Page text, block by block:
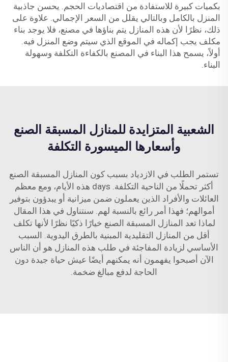
بكميات كبيرة للاستفادة من اقتصاديات الحجم. يحسن جاذبية
المنزل بالكامل وبالتالي يقلل من السعر الإجمالي. علاوة على
ذلك، نظرًا لأن هذه المنازل يتم بناؤها في مصنع، فلا يوجد بناء
مكلف يجب إكماله في الموقع الذي سيتم وضع المنزل فيه.
أولاً، يسمح هذا البناء في المصنع بالكفاءة التكلفة وسهولة
البناء.
الشعبية المتزايدة للمنازل المسبقة الصنع
وأسعارها الميسورة التكلفة
تستمر الطلب في الازدياد بسبب كون المنازل المسبقة الصنع
أكثر تحملًا من الناحية التكلفة. days هذه الأيام، ومع معظم
العائلات والأفراد الذين يعملون ضمن ميزانية أو يبدؤون بتوفير
أموالهم؛ فهذا أمر رائع بالنسبة لهم. سنتناول في هذا المقال
لماذا تعد المنازل المسبقة الصنع خيارًا ذكيًا نظرًا لأنها تكلف
أقل من المنازل التقليدية المبنية بالطرق اليدوية. السبب
الأساسي لزيادة المفاجئة في طلب هذه المنازل هو أن الناس
الآن أصبحوا يفهمون أنه يمكنهم أيضًا عيش حياة جيدة دون
الحاجة لدفع مبالغ ضخمة.